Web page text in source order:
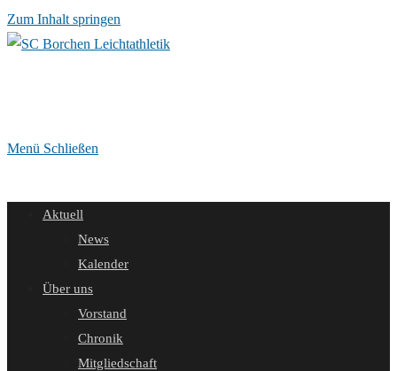
Zum Inhalt springen
Menü Schließen
Aktuell
News
Kalender
Über uns
Vorstand
Chronik
Mitgliedschaft